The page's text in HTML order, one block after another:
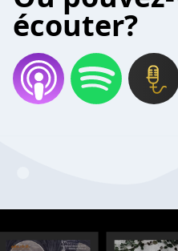
écouter?